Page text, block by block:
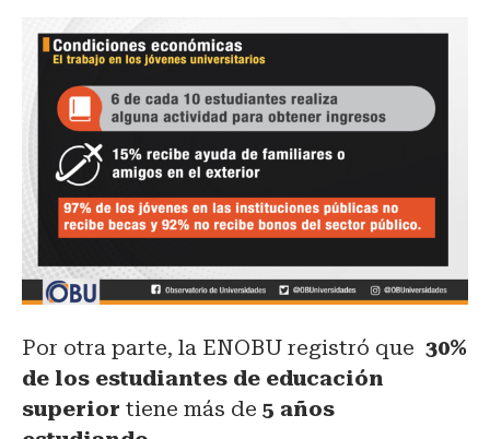
Por otra parte, la ENOBU registró que 30%
de los estudiantes de educación
superior tiene más de 5 años